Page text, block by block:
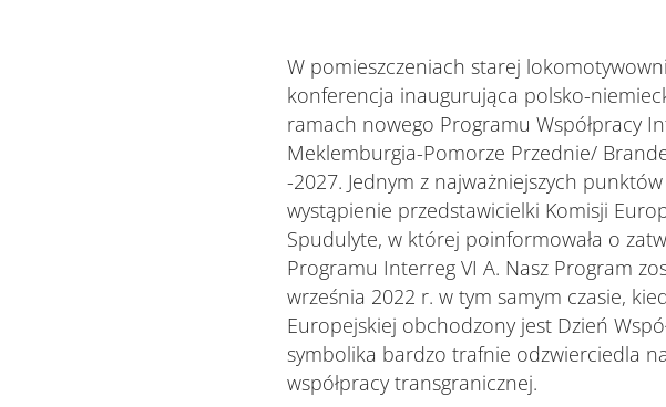
W pomieszczeniach starej
konferencja inaugurująca polsko-
ramach nowego Programu Współpracy
Meklemburgia-Pomorze Przednie/
-2027. Jednym z najważniejszych
wystąpienie przedstawicielki Komisji
Spudulyte, w której poinformowała o
Programu Interreg VI A. Nasz Program
września 2022 r. w tym samym czasie,
Europejskiej obchodzony jest Dzień
symbolika bardzo trafnie odzwierciedla
współpracy transgranicznej.